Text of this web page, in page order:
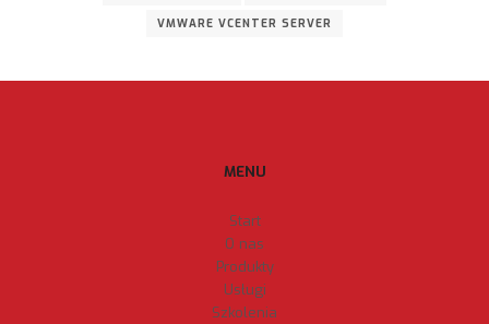
VMWARE VCENTER SERVER
MENU
Start
O nas
Produkty
Usługi
Szkolenia